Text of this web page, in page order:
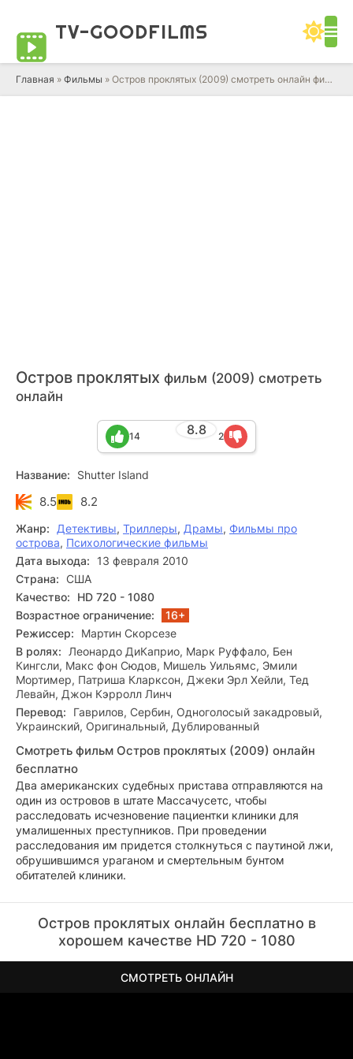
TV-GOODFILMS
Главная » Фильмы » Остров проклятых (2009) смотреть онлайн фильм в HD качестве 720 - 1080 бесплатно
Остров проклятых фильм (2009) смотреть
онлайн
8.8
14 2
Название: Shutter Island
8.5 8.2
Жанр: Детективы, Триллеры, Драмы, Фильмы про
острова, Психологические фильмы
Дата выхода:
13 февраля 2010
Страна: США
Качество:
HD 720 - 1080
Возрастное ограничение:
16+
Режиссер:
Мартин Скорсезе
В ролях:
Леонардо ДиКаприо, Марк Руффало, Бен
Кингсли, Макс фон Сюдов, Мишель Уильямс, Эмили
Мортимер, Патриша Кларксон, Джеки Эрл Хейли, Тед
Левайн, Джон Кэрролл Линч
Перевод:
Гаврилов, Сербин, Одноголосый закадровый,
Украинский, Оригинальный, Дублированный
Смотреть фильм Остров проклятых (2009) онлайн
бесплатно
Два американских судебных пристава отправляются на
один из островов в штате Массачусетс, чтобы
расследовать исчезновение пациентки клиники для
умалишенных преступников. При проведении
расследования им придется столкнуться с паутиной лжи,
обрушившимся ураганом и смертельным бунтом
обитателей клиники.
Остров проклятых онлайн бесплатно в
хорошем качестве HD 720 - 1080
СМОТРЕТЬ ОНЛАЙН